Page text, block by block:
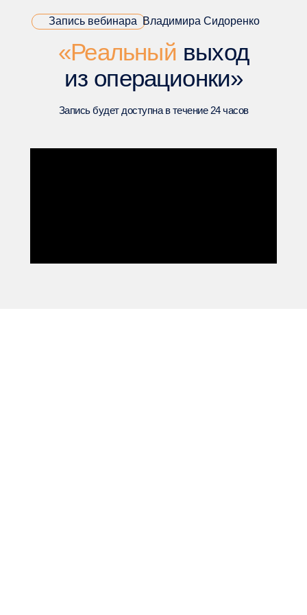
«Реальный выход
из операционки»
Запись вебинара Владимира Сидоренко
Запись будет доступна в течение 24 часов